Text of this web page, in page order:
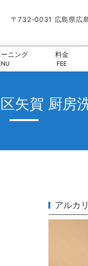
〒732-0031 広島県
ニング 料金
FEE
矢賀 厨房
アルカ